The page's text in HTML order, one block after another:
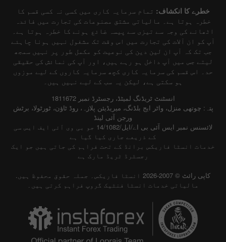
خطرے کا انکشاف: تمام سرمایہ کاری میں کسی نہ کسی قسم کا
خطرہ ہوتا ہے۔ مالیاتی مشتق مصنوعات کی تجارت میں فائدہ
اٹھانے کی وجہ سے تیزی سے پیسہ ضائع ہونے کا خطرہ ہوتا ہے۔
آپ کو ان آلات کی تجارت میں اس وقت تک مشغول نہیں ہونا چاہئے
جب تک کہ آپ ان لین دین کی نوعیت کو مکمل طور پر نہیں سمجھ
لیتے جس میں آپ داخل ہو رہے ہیں، اور آپ کی نمائش کی حقیقی
حد۔ اس قسم کی سرمایہ کاری کچھ سرمایہ کاروں کے لیے موزوں
ہو سکتی ہے، لیکن یہ سب کے لیے نہیں ہیں۔
انسٹنٹ ٹریڈنگ لمیٹڈ، رجسٹرڈ نمبر 1811672
پتہ: چوتھی منزل، واٹر ایج بلڈنگ، میریڈیئن پلازہ، روڈ ٹاؤن، ٹورٹولا، برٹش
ورجن آئی لینڈ
لائسنس نمبر ایس آئی بی اے/ایل/14/1082 جو بی وی آئی ایف ایس سی
کے ذریعے جاری کیا گیا ہے
خدمات انسٹا فاریکس برانڈ کے تحت فراہم کی جاتی ہیں جو ایک
رجسٹرڈ ٹریڈ مارک ہے
کاپی رائٹ © 2007-2026 انسٹا فاریکس۔ جملہ حقوق محفوظ ہیں.
مالیاتی خدمات انسٹا فنٹیک گروپ فراہم کرتی ہیں۔